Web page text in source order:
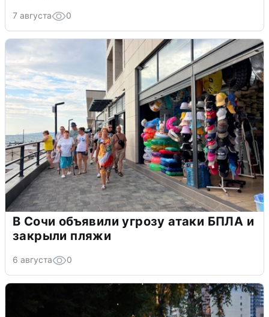
7 августа 0
В Сочи объявили угрозу атаки БПЛА и
закрыли пляжи
6 августа 0